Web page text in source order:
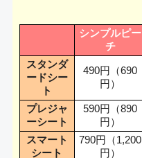
シンプルピー
チ
スタンダ
ードシー
ト
490円（690
円）
プレジャ
ーシート
590円（890
円）
スマート
シート
790円（1,200
円）